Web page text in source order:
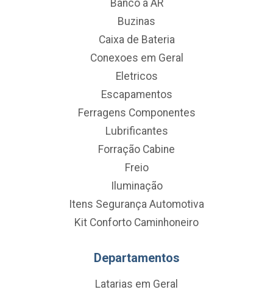
Banco a AR
Buzinas
Caixa de Bateria
Conexoes em Geral
Eletricos
Escapamentos
Ferragens Componentes
Lubrificantes
Forração Cabine
Freio
Iluminação
Itens Segurança Automotiva
Kit Conforto Caminhoneiro
Departamentos
Latarias em Geral